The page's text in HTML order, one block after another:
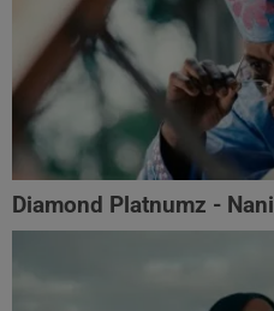
Diamond Platnumz - Nani